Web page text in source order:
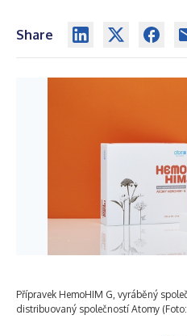
Share
Přípravek HemoHIM G, vyráběný
distribuovaný společností Atomy